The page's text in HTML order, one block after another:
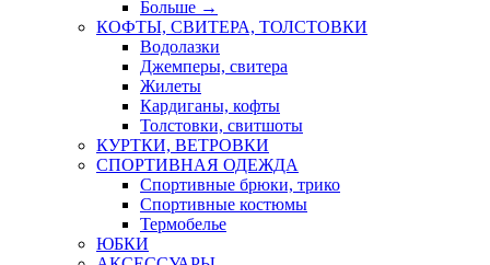
Больше →
КОФТЫ, СВИТЕРА, ТОЛСТОВКИ
Водолазки
Джемперы, свитера
Жилеты
Кардиганы, кофты
Толстовки, свитшоты
КУРТКИ, ВЕТРОВКИ
СПОРТИВНАЯ ОДЕЖДА
Спортивные брюки, трико
Спортивные костюмы
Термобелье
ЮБКИ